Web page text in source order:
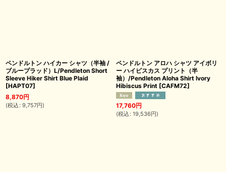
ペンドルトン ハイカー シャツ（半袖 /
ブループラッド）L/Pendleton Short
Sleeve Hiker Shirt Blue Plaid
[HAPT07]
8,870円
(税込 : 9,757円)
ペンドルトン アロハ シャツ アイボリ
ー ハイビスカス プリント（半
袖）/Pendleton Aloha Shirt Ivory
Hibiscus Print [CAFM72]
17,760円
(税込 : 19,536円)